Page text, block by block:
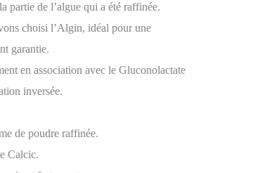
partie de l’algue qui a été raffinée.
choisi l’Algin, idéal pour une
garantie.
en association avec le Gluconolactate
inversée.
de poudre raffinée.
Calcic.